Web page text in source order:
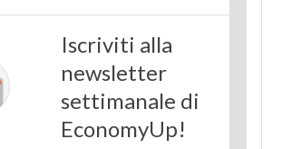
Iscriviti alla
newsletter
settimanale di
EconomyUp!